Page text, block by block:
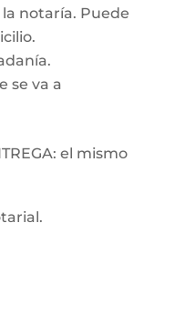
notaría. Puede
se va a
el mismo